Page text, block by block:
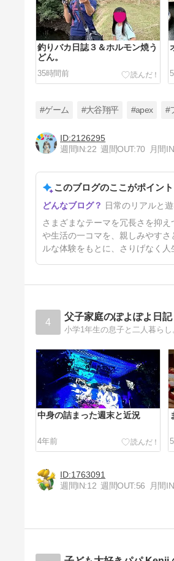
釣りバカ日誌３＆ホルモン焼う
どん。
35時間前
11日前
#ゲーム #大谷翔平 #apex #
2126295
週間IN:22 週間OUT:70 月間
このブログのここがポイント
日常のリアルと
さまざまなテーマを冗長さを抑
や生活の一コマを、親しみやす
ルな体験をもとに、さりげなく
4 父子家庭のぽよぽよ日記
小学1年生の息子と二人暮ら
中身の詰まった週末と近況
4年前
1763091
週間IN:12 週間OUT:56 月間